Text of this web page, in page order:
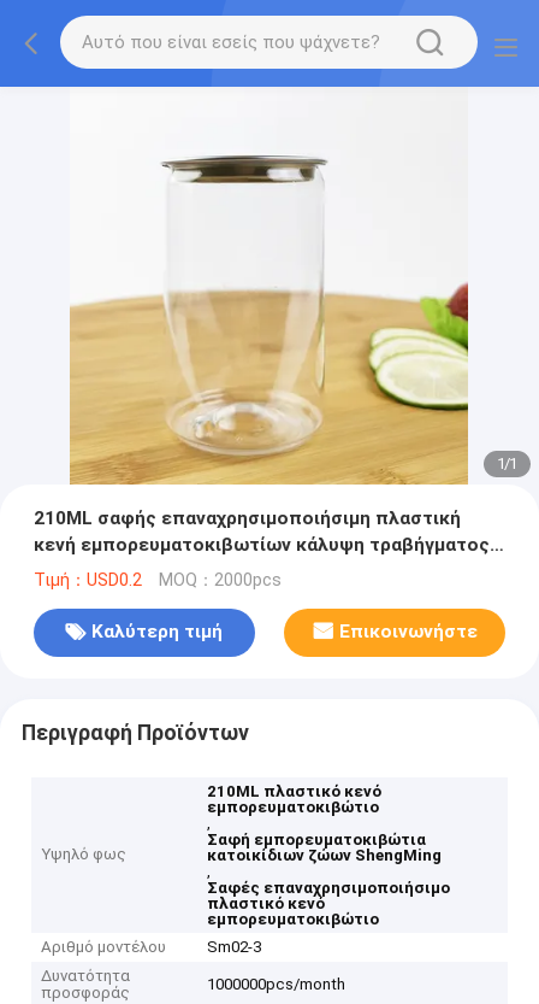
1/1
210ML σαφής επαναχρησιμοποιήσιμη πλαστική
κενή εμπορευματοκιβωτίων κάλυψη τραβήγματος
αργιλίου εύκολη
Τιμή：USD0.2 MOQ：2000pcs
Καλύτερη τιμή Επικοινωνήστε
Περιγραφή Προϊόντων
Υψηλό φως
210ML πλαστικό κενό
εμπορευματοκιβώτιο
,
Σαφή εμπορευματοκιβώτια
κατοικίδιων ζώων ShengMing
,
Σαφές επαναχρησιμοποιήσιμο
πλαστικό κενό
εμπορευματοκιβώτιο
Αριθμό μοντέλου
Sm02-3
Δυνατότητα
προσφοράς
1000000pcs/month